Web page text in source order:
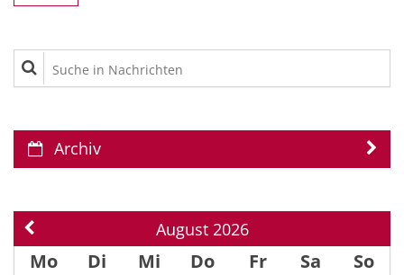
Suche in Nachrichten
Archiv
Vorherige Seite August 2026
Mo Di Mi Do Fr Sa
So